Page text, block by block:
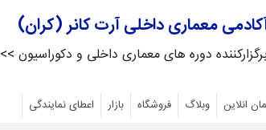
معماری داخلی آرت کانر (کران)
دوره های معماری داخلی و دکوراسیون >>
انلاین وبلاگ فروشگاه بازار اعطای نمایندگی